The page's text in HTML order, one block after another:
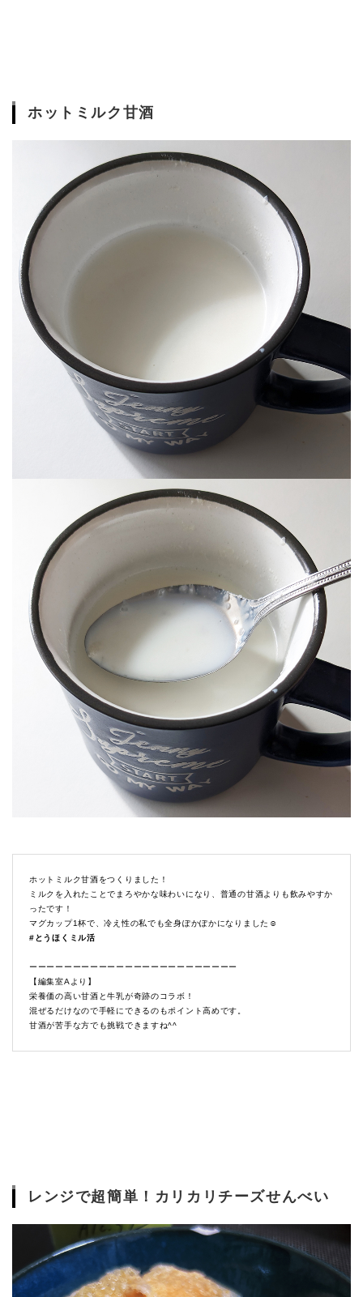
ホットミルク甘酒
ホットミルク甘酒をつくりました！
ミルクを入れたことでまろやかな味わいになり、普通の甘酒よりも飲みやすか
ったです！
マグカップ1杯で、冷え性の私でも全身ぽかぽかになりました☺️
#とうほくミル活
ーーーーーーーーーーーーーーーーーーーーーーーー
【編集室Aより】
栄養価の高い甘酒と牛乳が奇跡のコラボ！
混ぜるだけなので手軽にできるのもポイント高めです。
甘酒が苦手な方でも挑戦できますね^^
レンジで超簡単！カリカリチーズせんべい